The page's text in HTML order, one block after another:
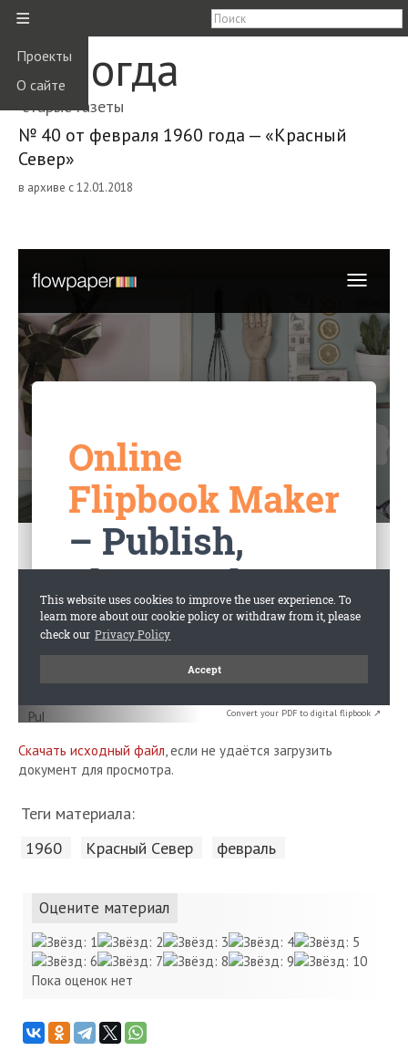
≡
Проекты
О сайте
Вологда
старые газеты
№ 40 от февраля 1960 года — «Красный
Север»
в архиве с 12.01.2018
Convert your PDF to digital flipbook ↗
Скачать исходный файл, если не удаётся загрузить
документ для просмотра.
Теги материала:
1960 Красный Cевер февраль
Оцените материал
Пока оценок нет